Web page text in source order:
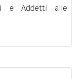
e Addetti alle